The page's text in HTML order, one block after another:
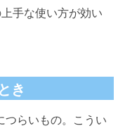
手な使い方が効い
き
つらいもの。こうい